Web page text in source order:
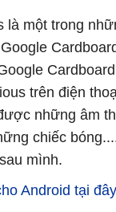
là một trong
trên điện
những âm
chiếc
mình.
Android tại